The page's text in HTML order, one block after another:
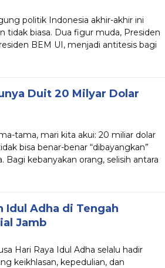
politik Indonesia akhir-akhir ini
tidak biasa. Dua figur muda, Presiden
BEM UI, menjadi antitesis bagi
Duit 20 Milyar Dolar
tama, mari kita akui: 20 miliar dolar
bisa benar-benar “dibayangkan”
Bagi kebanyakan orang, selisih antara
Idul Adha di Tengah
Jamb
Hari Raya Idul Adha selalu hadir
keikhlasan, kepedulian, dan